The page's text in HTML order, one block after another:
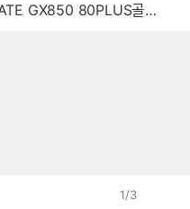
골드 풀모듈러 ATX3.0 블랙
1/3